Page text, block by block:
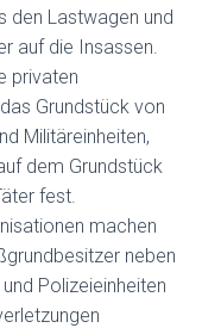
den Lastwagen und
auf die Insassen.
privaten
Grundstück von
Militäreinheiten,
dem Grundstück
fest.
machen
neben
Polizeieinheiten